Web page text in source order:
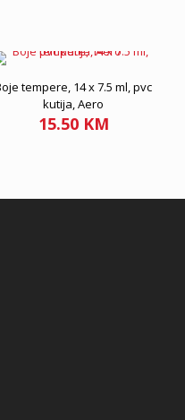
tempere, 14 x 7.5 ml, pvc
kutija, Aero
15.50 KM